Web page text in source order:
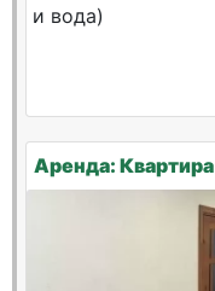
и вода)
Аренда: Квартира